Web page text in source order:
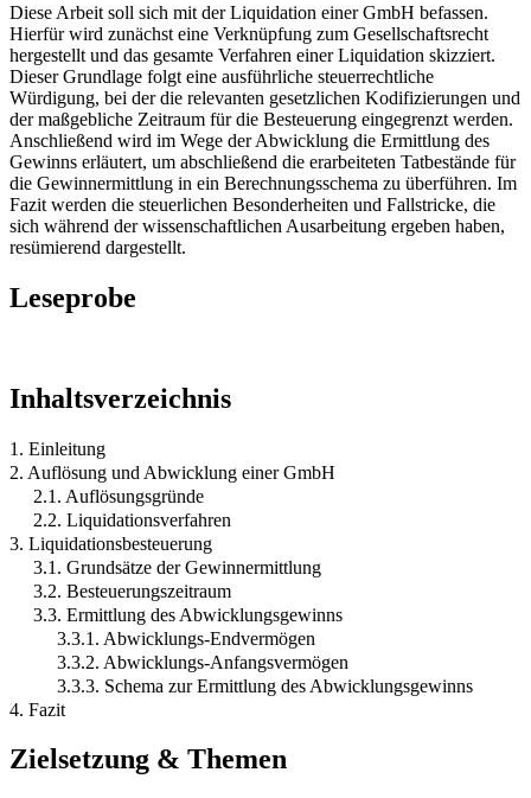
Diese Arbeit soll sich mit der Liquidation einer GmbH befassen.
Hierfür wird zunächst eine Verknüpfung zum Gesellschaftsrecht
hergestellt und das gesamte Verfahren einer Liquidation skizziert.
Dieser Grundlage folgt eine ausführliche steuerrechtliche
Würdigung, bei der die relevanten gesetzlichen Kodifizierungen und
der maßgebliche Zeitraum für die Besteuerung eingegrenzt werden.
Anschließend wird im Wege der Abwicklung die Ermittlung des
Gewinns erläutert, um abschließend die erarbeiteten Tatbestände für
die Gewinnermittlung in ein Berechnungsschema zu überführen. Im
Fazit werden die steuerlichen Besonderheiten und Fallstricke, die
sich während der wissenschaftlichen Ausarbeitung ergeben haben,
resümierend dargestellt.
Leseprobe
Inhaltsverzeichnis
1. Einleitung
2. Auflösung und Abwicklung einer GmbH
2.1. Auflösungsgründe
2.2. Liquidationsverfahren
3. Liquidationsbesteuerung
3.1. Grundsätze der Gewinnermittlung
3.2. Besteuerungszeitraum
3.3. Ermittlung des Abwicklungsgewinns
3.3.1. Abwicklungs-Endvermögen
3.3.2. Abwicklungs-Anfangsvermögen
3.3.3. Schema zur Ermittlung des Abwicklungsgewinns
4. Fazit
Zielsetzung & Themen